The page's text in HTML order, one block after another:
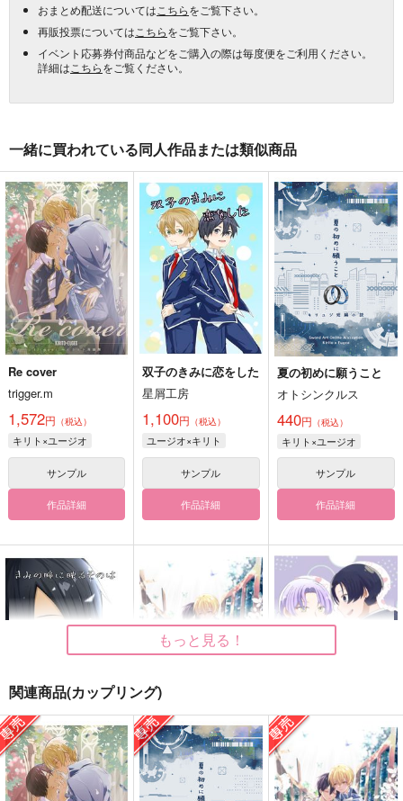
おまとめ配送については こちらをご覧下さい。
再販投票については こちらをご覧下さい。
イベント応募券付商品などをご購入の際は毎度便をご利用ください。
詳細は こちらをご覧ください。
一緒に買われている同人作品または類似商品
Re cover
trigger.m
1,572円 （税込）
キリト×ユージオ
サンプル
作品詳細
双子のきみに恋をした
星屑工房
1,100円 （税込）
ユージオ×キリト
サンプル
作品詳細
夏の初めに願うこと
オトシンクルス
440円 （税込）
キリト×ユージオ
サンプル
作品詳細
きみの瞳に映るものは
星屑工房
787円（税込）
So far キリユジ
Twilogイラスト再録
trigger.m
夢のようなひとときを
キミと
りんご飴くらぶ
もっと見る！
関連商品(カップリング)